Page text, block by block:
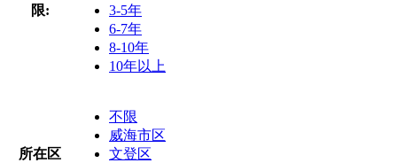
限:
3-5年
6-7年
8-10年
10年以上
所在区
不限
威海市区
文登区